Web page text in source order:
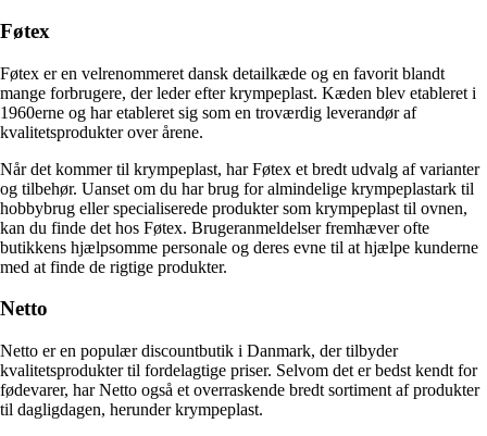
Føtex
Føtex er en velrenommeret dansk detailkæde og en favorit blandt
mange forbrugere, der leder efter krympeplast. Kæden blev etableret i
1960erne og har etableret sig som en troværdig leverandør af
kvalitetsprodukter over årene.
Når det kommer til krympeplast, har Føtex et bredt udvalg af varianter
og tilbehør. Uanset om du har brug for almindelige krympeplastark til
hobbybrug eller specialiserede produkter som krympeplast til ovnen,
kan du finde det hos Føtex. Brugeranmeldelser fremhæver ofte
butikkens hjælpsomme personale og deres evne til at hjælpe kunderne
med at finde de rigtige produkter.
Netto
Netto er en populær discountbutik i Danmark, der tilbyder
kvalitetsprodukter til fordelagtige priser. Selvom det er bedst kendt for
fødevarer, har Netto også et overraskende bredt sortiment af produkter
til dagligdagen, herunder krympeplast.